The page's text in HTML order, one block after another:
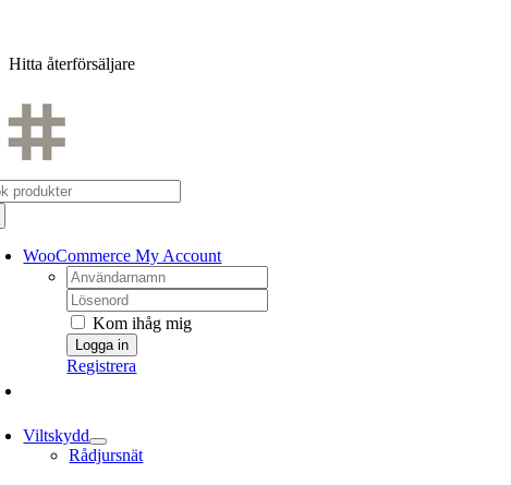
innehållet
Hitta återförsäljare
WooCommerce My Account
Username:
Password:
Kom ihåg mig
Registrera
Viltskydd
Rådjursnät